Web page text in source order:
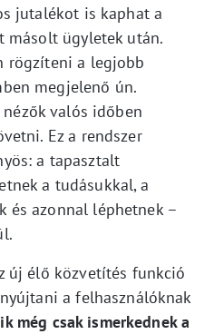
jutalékot is kaphat a
ügyletek után.
rögzíteni a legjobb
megjelenő ún.
nézők valós időben
Ez a rendszer
a tapasztalt
a tudásukkal, a
és azonnal léphetnek –
új élő közvetítés funkció
a felhasználóknak
még csak ismerkednek a